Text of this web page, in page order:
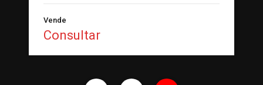
Vende
Consultar